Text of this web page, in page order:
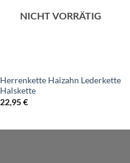
NICHT VORRÄTIG
Herrenkette Haizahn Lederkette
Halskette
22,95€